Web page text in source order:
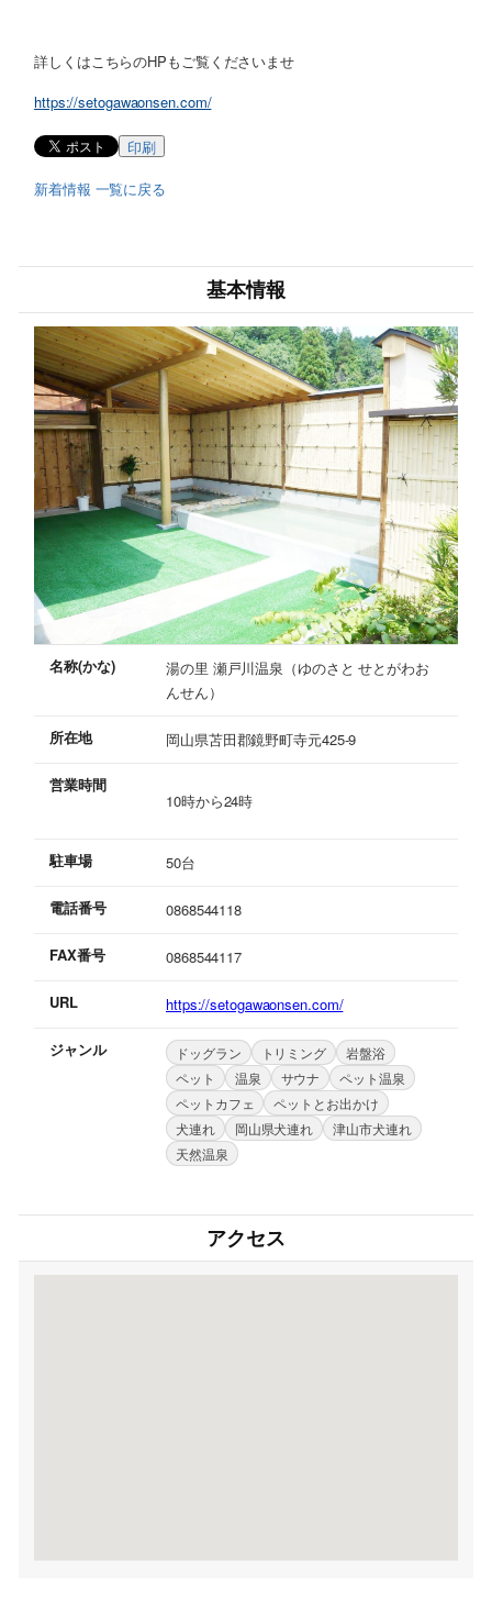
詳しくはこちらのHPもご覧くださいませ
https://setogawaonsen.com/
印刷
新着情報 一覧に戻る
基本情報
名称(かな)
湯の里 瀬戸川温泉（ゆのさと せとがわお
んせん）
所在地 岡山県苫田郡鏡野町寺元425-9
営業時間
10時から24時
駐車場 50台
電話番号 0868544118
FAX番号 0868544117
URL https://setogawaonsen.com/
ジャンル ドッグラン トリミング
岩盤浴
ペット
温泉 サウナ
ペット温泉
ペットカフェ
ペットとお出かけ
犬連れ
岡山県犬連れ
津山市犬連れ
天然温泉
アクセス